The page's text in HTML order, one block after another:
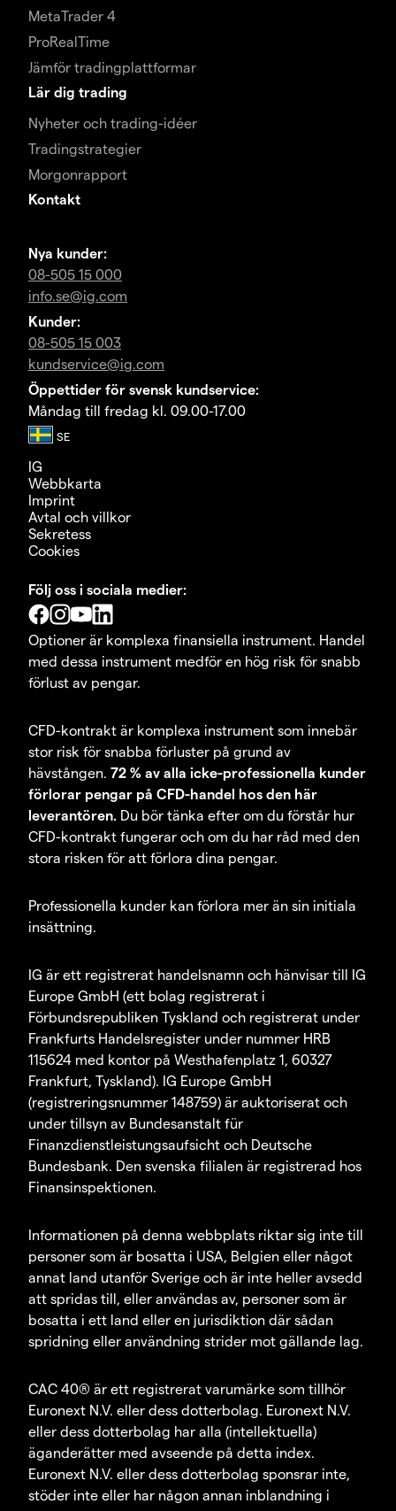
MetaTrader 4
ProRealTime
Jämför tradingplattformar
Lär dig trading
Nyheter och trading-idéer
Tradingstrategier
Morgonrapport
Kontakt
Nya kunder:
08-505 15 000
info.se@ig.com
Kunder:
08-505 15 003
kundservice@ig.com
Öppettider för svensk kundservice:
Måndag till fredag kl. 09.00-17.00
IG
Webbkarta
Imprint
Avtal och villkor
Sekretess
Cookies
Följ oss i sociala medier:
Optioner är komplexa finansiella instrument. Handel
med dessa instrument medför en hög risk för snabb
förlust av pengar.
CFD-kontrakt är komplexa instrument som innebär
stor risk för snabba förluster på grund av
hävstången. 72 % av alla icke-professionella kunder
förlorar pengar på CFD-handel hos den här
leverantören. Du bör tänka efter om du förstår hur
CFD-kontrakt fungerar och om du har råd med den
stora risken för att förlora dina pengar.
Professionella kunder kan förlora mer än sin initiala
insättning.
IG är ett registrerat handelsnamn och hänvisar till IG
Europe GmbH (ett bolag registrerat i
Förbundsrepubliken Tyskland och registrerat under
Frankfurts Handelsregister under nummer HRB
115624 med kontor på Westhafenplatz 1, 60327
Frankfurt, Tyskland). IG Europe GmbH
(registreringsnummer 148759) är auktoriserat och
under tillsyn av Bundesanstalt für
Finanzdienstleistungsaufsicht och Deutsche
Bundesbank. Den svenska filialen är registrerad hos
Finansinspektionen.
Informationen på denna webbplats riktar sig inte till
personer som är bosatta i USA, Belgien eller något
annat land utanför Sverige och är inte heller avsedd
att spridas till, eller användas av, personer som är
bosatta i ett land eller en jurisdiktion där sådan
spridning eller användning strider mot gällande lag.
CAC 40® är ett registrerat varumärke som tillhör
Euronext N.V. eller dess dotterbolag. Euronext N.V.
eller dess dotterbolag har alla (intellektuella)
äganderätter med avseende på detta index.
Euronext N.V. eller dess dotterbolag sponsrar inte,
stöder inte eller har någon annan inblandning i